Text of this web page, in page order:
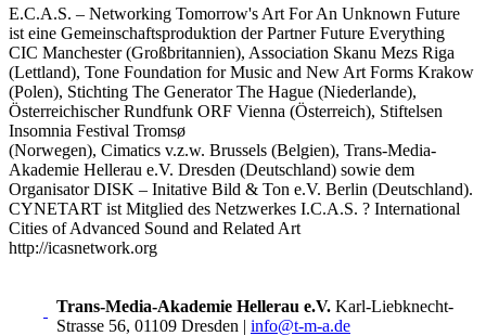
E.C.A.S. – Networking Tomorrow's Art For An Unknown Future
ist eine Gemeinschaftsproduktion der Partner Future Everything
CIC Manchester (Großbritannien), Association Skanu Mezs Riga
(Lettland), Tone Foundation for Music and New Art Forms Krakow
(Polen), Stichting The Generator The Hague (Niederlande),
Österreichischer Rundfunk ORF Vienna (Österreich), Stiftelsen
Insomnia Festival Tromsø
(Norwegen), Cimatics v.z.w. Brussels (Belgien), Trans-Media-
Akademie Hellerau e.V. Dresden (Deutschland) sowie dem
Organisator DISK – Initative Bild & Ton e.V. Berlin (Deutschland).
CYNETART ist Mitglied des Netzwerkes I.C.A.S. ? International
Cities of Advanced Sound and Related Art
http://icasnetwork.org
Trans-Media-Akademie Hellerau e.V. Karl-Liebknecht-
Strasse 56, 01109 Dresden | info@t-m-a.de